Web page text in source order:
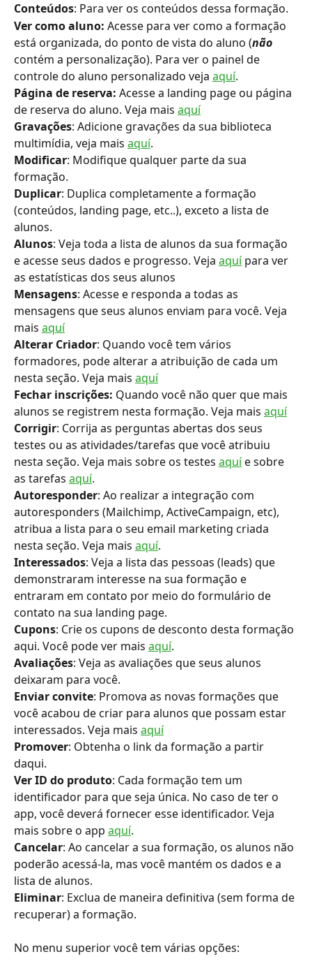
Conteúdos: Para ver os conteúdos dessa formação.
Ver como aluno: Acesse para ver como a formação
está organizada, do ponto de vista do aluno (não
contém a personalização). Para ver o painel de
controle do aluno personalizado veja aquí.
Página de reserva: Acesse a landing page ou página
de reserva do aluno. Veja mais aquí
Gravações: Adicione gravações da sua biblioteca
multimídia, veja mais aquí.
Modificar: Modifique qualquer parte da sua
formação.
Duplicar: Duplica completamente a formação
(conteúdos, landing page, etc..), exceto a lista de
alunos.
Alunos: Veja toda a lista de alunos da sua formação
e acesse seus dados e progresso. Veja aquí para ver
as estatísticas dos seus alunos
Mensagens: Acesse e responda a todas as
mensagens que seus alunos enviam para você. Veja
mais aquí
Alterar Criador: Quando você tem vários
formadores, pode alterar a atribuição de cada um
nesta seção. Veja mais aquí
Fechar inscrições: Quando você não quer que mais
alunos se registrem nesta formação. Veja mais aquí
Corrigir: Corrija as perguntas abertas dos seus
testes ou as atividades/tarefas que você atribuiu
nesta seção. Veja mais sobre os testes aquí e sobre
as tarefas aquí.
Autoresponder: Ao realizar a integração com
autoresponders (Mailchimp, ActiveCampaign, etc),
atribua a lista para o seu email marketing criada
nesta seção. Veja mais aquí.
Interessados: Veja a lista das pessoas (leads) que
demonstraram interesse na sua formação e
entraram em contato por meio do formulário de
contato na sua landing page.
Cupons: Crie os cupons de desconto desta formação
aqui. Você pode ver mais aquí.
Avaliações: Veja as avaliações que seus alunos
deixaram para você.
Enviar convite: Promova as novas formações que
você acabou de criar para alunos que possam estar
interessados. Veja mais aquí
Promover: Obtenha o link da formação a partir
daqui.
Ver ID do produto: Cada formação tem um
identificador para que seja única. No caso de ter o
app, você deverá fornecer esse identificador. Veja
mais sobre o app aquí.
Cancelar: Ao cancelar a sua formação, os alunos não
poderão acessá-la, mas você mantém os dados e a
lista de alunos.
Eliminar: Exclua de maneira definitiva (sem forma de
recuperar) a formação.
No menu superior você tem várias opções: